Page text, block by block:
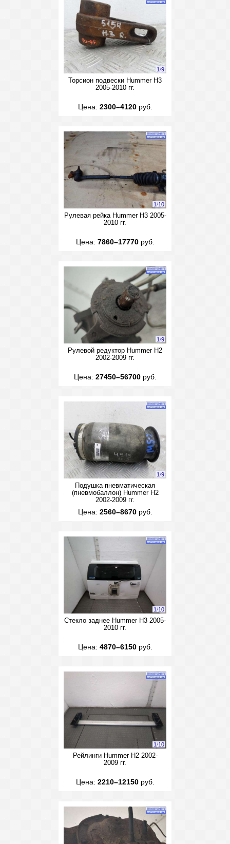
1/9
Торсион подвески Hummer H3
2005-2010 гг.
Цена: 2300–4120руб.
1/10
Рулевая рейка Hummer H3 2005-
2010 гг.
Цена: 7860–17770руб.
1/9
Рулевой редуктор Hummer H2
2002-2009 гг.
Цена: 27450–56700руб.
1/9
Подушка пневматическая
(пневмобаллон) Hummer H2
2002-2009 гг.
Цена: 2560–8670руб.
1/10
Стекло заднее Hummer H3 2005-
2010 гг.
Цена: 4870–6150руб.
1/10
Рейлинги Hummer H2 2002-
2009 гг.
Цена: 2210–12150руб.